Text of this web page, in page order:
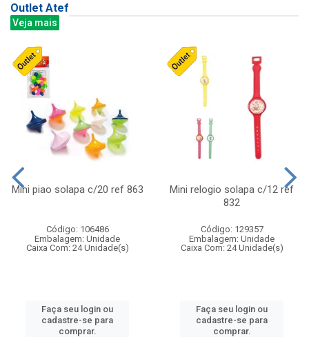
Outlet Atef
Veja mais
Mini piao solapa c/20 ref 863
Código: 106486
Embalagem: Unidade
Caixa Com: 24 Unidade(s)
Faça seu login ou
cadastre-se para
comprar.
Mini relogio solapa c/12 ref
832
Código: 129357
Embalagem: Unidade
Caixa Com: 24 Unidade(s)
Faça seu login ou
cadastre-se para
comprar.